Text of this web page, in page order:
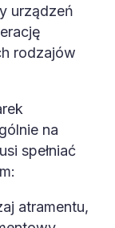
urządzeń
rodzajów
na
spełniać
atramentu,